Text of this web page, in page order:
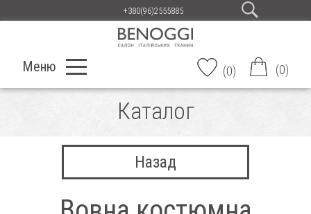
+380(96)2555885
Меню (0) (0)
Каталог
Назад